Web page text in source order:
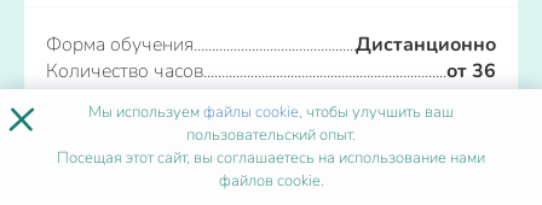
Форма обучения
Дистанционно
Количество часов
от 36
Записаться
× Мы используемфайлы cookie, чтобы улучшить ваш
пользовательский опыт.
Посещая этот сайт, вы соглашаетесь на использование нами
файлов cookie.